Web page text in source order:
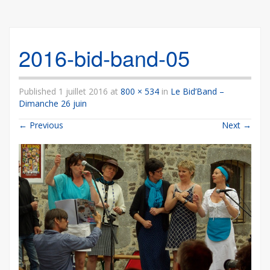
2016-bid-band-05
Published 1 juillet 2016 at 800 × 534 in Le Bid’Band –
Dimanche 26 juin
← Previous Next →